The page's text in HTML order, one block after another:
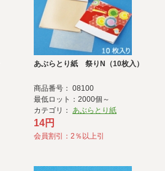
あぶらとり紙 祭りN（10枚入）
商品番号： 08100
最低ロット：2000個～
カテゴリ： あぶらとり紙
14円
会員割引：2％以上引